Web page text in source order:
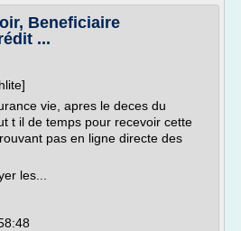
Beneficiaire
...
vie, apres le deces du
t il de temps pour recevoir cette
pas en ligne directe des
les...